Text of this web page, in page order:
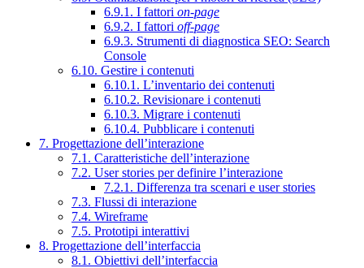
6.9.1. I fattori on-page
6.9.2. I fattori off-page
6.9.3. Strumenti di diagnostica SEO: Search
Console
6.10. Gestire i contenuti
6.10.1. L’inventario dei contenuti
6.10.2. Revisionare i contenuti
6.10.3. Migrare i contenuti
6.10.4. Pubblicare i contenuti
7. Progettazione dell’interazione
7.1. Caratteristiche dell’interazione
7.2. User stories per definire l’interazione
7.2.1. Differenza tra scenari e user stories
7.3. Flussi di interazione
7.4. Wireframe
7.5. Prototipi interattivi
8. Progettazione dell’interfaccia
8.1. Obiettivi dell’interfaccia